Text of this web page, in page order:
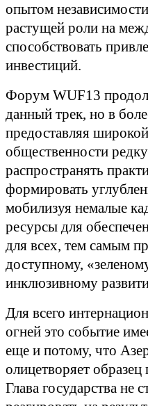
опытом
растущей роли на
способствовать
инвестиций.
Форум WUF13
данный трек, но в
предоставляя
общественности
распространять
формировать
мобилизуя немалые
ресурсы для
для всех, тем самым
доступному,
инклюзивному
Для всего
огней это событие
еще и потому, что
олицетворяет
Глава государства не